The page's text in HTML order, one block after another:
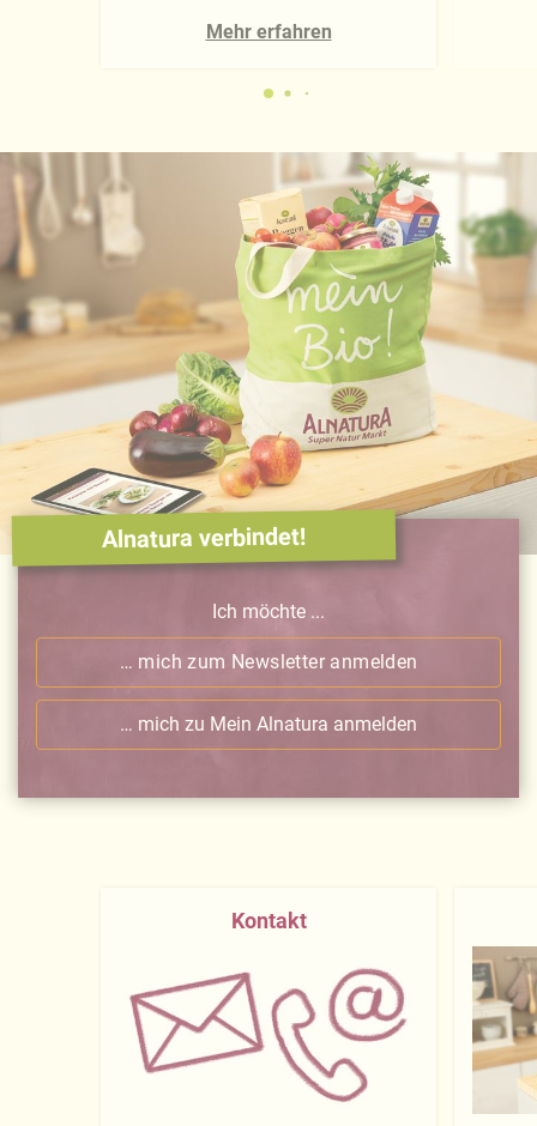
Mehr erfahren
Alnatura verbindet!
Ich möchte ...
… mich zum Newsletter anmelden
… mich zu Mein Alnatura anmelden
Kontakt